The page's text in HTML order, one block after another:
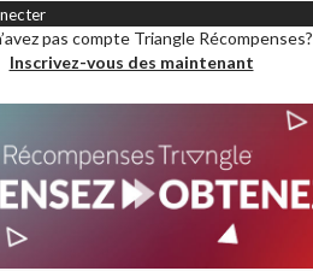
pas compte Triangle Récompenses?
Inscrivez-vous des maintenant
Party City Centre-auto